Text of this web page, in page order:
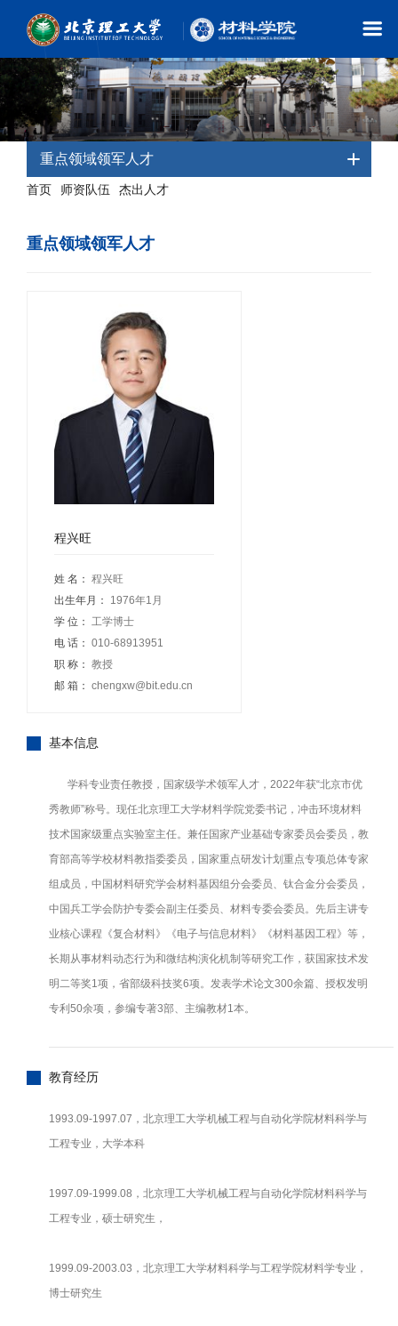
重点领域领军人才
首页 师资队伍 杰出人才
重点领域领军人才
程兴旺
姓 名： 程兴旺
出生年月：
1976年1月
学 位： 工学博士
电 话： 010-68913951
职 称： 教授
邮 箱： chengxw@bit.edu.cn
基本信息
学科专业责任教授，国家级学术领军人才，2022年获“北京市优
秀教师”称号。现任北京理工大学材料学院党委书记，冲击环境材料
技术国家级重点实验室主任。兼任国家产业基础专家委员会委员，教
育部高等学校材料教指委委员，国家重点研发计划重点专项总体专家
组成员，中国材料研究学会材料基因组分会委员、钛合金分会委员，
中国兵工学会防护专委会副主任委员、材料专委会委员。先后主讲专
业核心课程《复合材料》《电子与信息材料》《材料基因工程》等，
长期从事材料动态行为和微结构演化机制等研究工作，获国家技术发
明二等奖1项，省部级科技奖6项。发表学术论文300余篇、授权发明
专利50余项，参编专著3部、主编教材1本。
教育经历
1993.09-1997.07，北京理工大学机械工程与自动化学院材料科学与
工程专业，大学本科
1997.09-1999.08，北京理工大学机械工程与自动化学院材料科学与
工程专业，硕士研究生，
1999.09-2003.03，北京理工大学材料科学与工程学院材料学专业，
博士研究生